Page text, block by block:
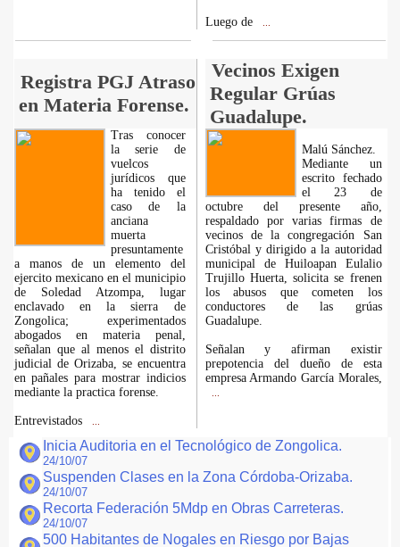
Luego de
Registra PGJ Atraso
en Materia Forense.
Vecinos Exigen
Regular Grúas
Guadalupe.
Tras conocer
la serie de
vuelcos
jurídicos que
ha tenido el
caso de la
anciana
muerta
presuntamente
a manos de un elemento del
ejercito mexicano en el municipio
de Soledad Atzompa, lugar
enclavado en la sierra de
Zongolica; experimentados
abogados en materia penal,
señalan que al menos el distrito
judicial de Orizaba, se encuentra
en pañales para mostrar indicios
mediante la practica forense.
Entrevistados
Malú Sánchez.
Mediante un
escrito fechado
el 23 de
octubre del presente año,
respaldado por varias firmas de
vecinos de la congregación San
Cristóbal y dirigido a la autoridad
municipal de Huiloapan Eulalio
Trujillo Huerta, solicita se frenen
los abusos que cometen los
conductores de las grúas
Guadalupe.
Señalan y afirman existir
prepotencia del dueño de esta
empresa Armando García Morales,
Inicia Auditoria en el Tecnológico de Zongolica.
24/10/07
Suspenden Clases en la Zona Córdoba-Orizaba.
24/10/07
Recorta Federación 5Mdp en Obras Carreteras.
24/10/07
500 Habitantes de Nogales en Riesgo por Bajas